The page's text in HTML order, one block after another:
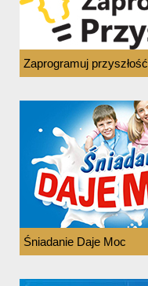
Zaprogramuj przyszłość
Śniadanie Daje Moc